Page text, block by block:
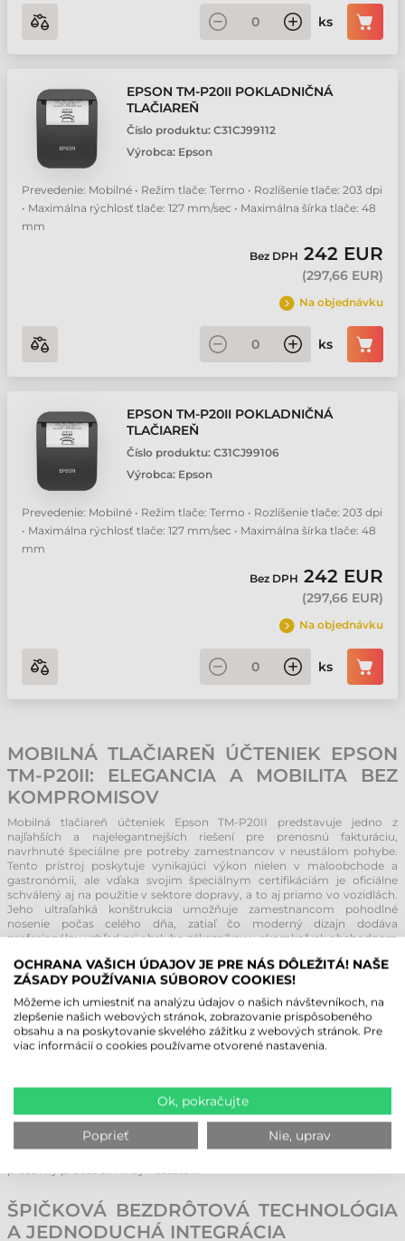
ks
EPSON TM-P20II POKLADNIČNÁ
TLAČIAREŇ
Číslo produktu: C31CJ99112
Výrobca: Epson
Prevedenie: Mobilné • Režim tlače: Termo • Rozlíšenie tlače: 203 dpi
• Maximálna rýchlosť tlače: 127 mm/sec • Maximálna šírka tlače: 48
mm
Bez DPH 242 EUR
(297,66 EUR)
Na objednávku
ks
EPSON TM-P20II POKLADNIČNÁ
TLAČIAREŇ
Číslo produktu: C31CJ99106
Výrobca: Epson
Prevedenie: Mobilné • Režim tlače: Termo • Rozlíšenie tlače: 203 dpi
• Maximálna rýchlosť tlače: 127 mm/sec • Maximálna šírka tlače: 48
mm
Bez DPH 242 EUR
(297,66 EUR)
Na objednávku
ks
MOBILNÁ TLAČIAREŇ ÚČTENIEK EPSON
TM-P20II: ELEGANCIA A MOBILITA BEZ
KOMPROMISOV
Mobilná tlačiareň účteniek Epson TM-P20II predstavuje jedno z
najľahších a najelegantnejších riešení pre prenosnú fakturáciu,
navrhnuté špeciálne pre potreby zamestnancov v neustálom pohybe.
Tento prístroj poskytuje vynikajúci výkon nielen v maloobchode a
gastronómii, ale vďaka svojim špeciálnym certifikáciám je oficiálne
schválený aj na použitie v sektore dopravy, a to aj priamo vo vozidlách.
Jeho ultraľahká konštrukcia umožňuje zamestnancom pohodlné
nosenie počas celého dňa, zatiaľ čo moderný dizajn dodáva
profesionálny vzhľad pri obsluhe zákazníkov v akomkoľvek obchodnom
ROBUSTNÁ KONŠTRUKCIA A
HYGIENICKÉ POUŽITIE AJ V TERÉNE
Tlačiareň Epson TM-P20II je pripravená na každodenné intenzívne
zaťaženie. Jej zosilnené telo poskytuje zvýšenú odolnosť voči nárazom,
vonkajších stanovištiach alebo v prašných skladoch, pričom hladký
povrch prístroja umožňuje mimoriadne jednoduché čistenie a
dezinfekciu. Vďaka praktickej spone na opasok alebo ramennému
popruhu je tlačiareň vždy po ruke a s rýchlym systémom vkladania
pracovný proces sa nikdy nezastaví.
ŠPIČKOVÁ BEZDRÔTOVÁ TECHNOLÓGIA
A JEDNODUCHÁ INTEGRÁCIA
OCHRANA VAŠICH ÚDAJOV JE PRE NÁS DÔLEŽITÁ! NAŠE
ZÁSADY POUŽÍVANIA SÚBOROV COOKIES!
Môžeme ich umiestniť na analýzu údajov o našich návštevníkoch, na
zlepšenie našich webových stránok, zobrazovanie prispôsobeného
obsahu a na poskytovanie skvelého zážitku z webových stránok. Pre
viac informácií o cookies používame otvorené nastavenia.
Ok, pokračujte
Poprieť Nie, uprav